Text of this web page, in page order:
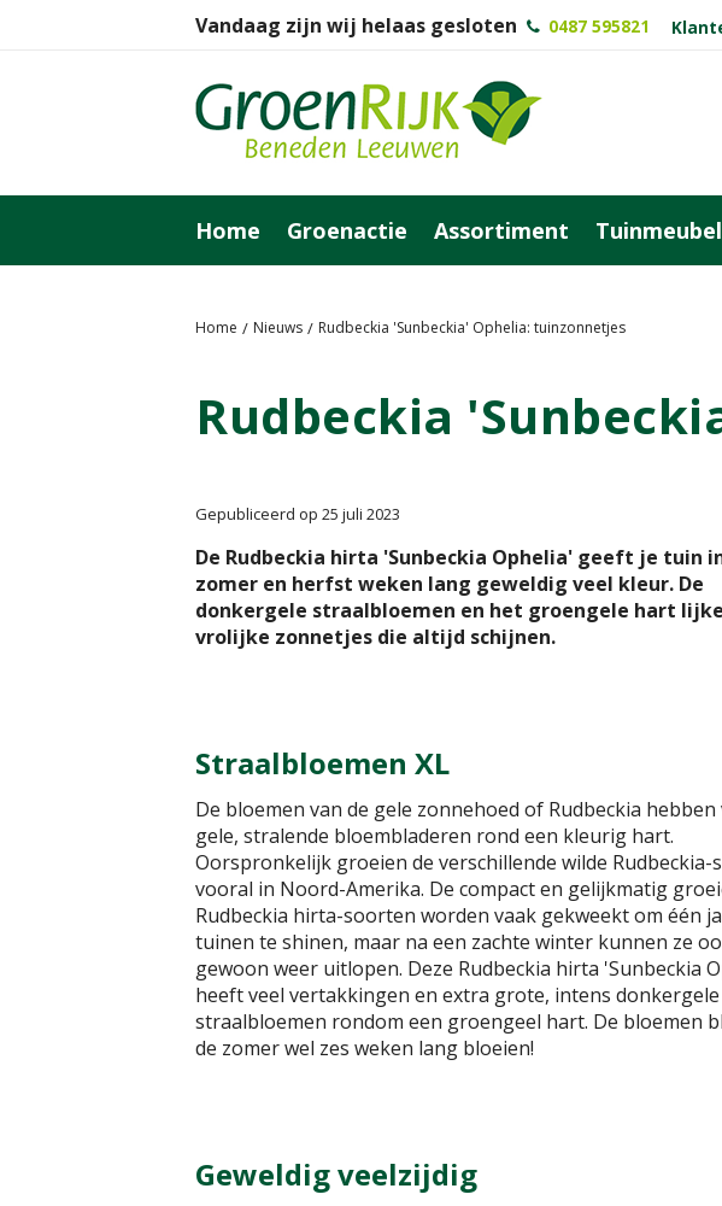
Home Nieuws Rudbeckia 'Sunbeckia' Ophelia: tuinzonnetjes
Vandaag zijn wij helaas gesloten 0487 595821
Home Groenactie Assortiment
Rudbeckia
Gepubliceerd op 25 juli 2023
De Rudbeckia hirta 'Sunbeckia Ophelia' geeft je tuin
zomer en herfst weken lang geweldig veel kleur. De
donkergele straalbloemen en het groengele hart
vrolijke zonnetjes die altijd schijnen.
Straalbloemen XL
De bloemen van de gele zonnehoed of Rudbeckia hebben
gele, stralende bloembladeren rond een kleurig hart.
Oorspronkelijk groeien de verschillende wilde Rudbeckia-
vooral in Noord-Amerika. De compact en gelijkmatig
Rudbeckia hirta-soorten worden vaak gekweekt om één
tuinen te shinen, maar na een zachte winter kunnen ze
gewoon weer uitlopen. Deze Rudbeckia hirta 'Sunbeckia
heeft veel vertakkingen en extra grote, intens donkergele
straalbloemen rondom een groengeel hart. De bloemen
de zomer wel zes weken lang bloeien!
Geweldig veelzijdig